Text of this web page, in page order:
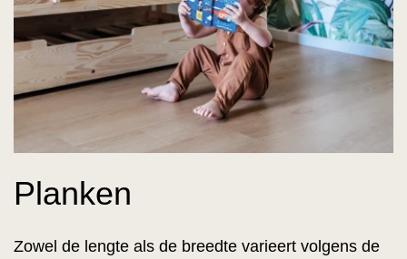
Planken
Zowel de lengte als de breedte varieert volgens de